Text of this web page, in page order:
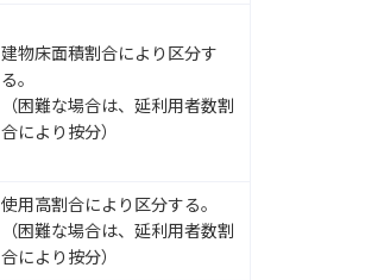
建物床面積割合により区分す
る。
（困難な場合は、延利用者数割
合により按分）
使用高割合により区分する。
（困難な場合は、延利用者数割
合により按分）